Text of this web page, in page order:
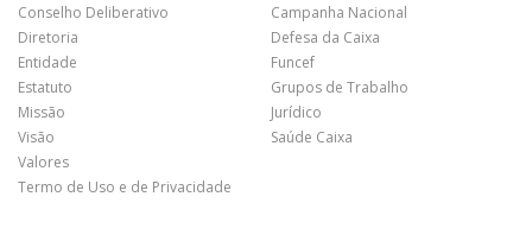
Conselho Deliberativo
Diretoria
Entidade
Estatuto
Missão
Visão
Valores
Termo de Uso e de Privacidade
Campanha Nacional
Defesa da Caixa
Funcef
Grupos de Trabalho
Jurídico
Saúde Caixa